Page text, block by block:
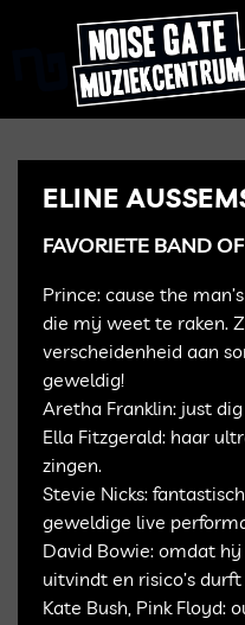
ELINE
FAVORIETE BAND
Prince: cause the
die mij weet te raken.
verscheidenheid aan
geweldig!
Aretha Franklin: just
Ella Fitzgerald: haar
zingen.
Stevie Nicks:
geweldige live
David Bowie: omdat
uitvindt en risico’s
Kate Bush, Pink Floyd: